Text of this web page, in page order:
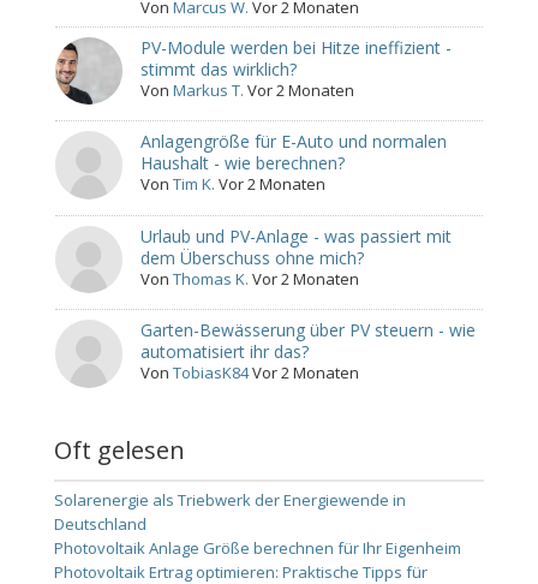
VonMarcus W. Vor 2 Monaten
PV-Module werden bei Hitze ineffizient -
stimmt das wirklich?
VonMarkus T. Vor 2 Monaten
Anlagengröße für E-Auto und normalen
Haushalt - wie berechnen?
VonTim K. Vor 2 Monaten
Urlaub und PV-Anlage - was passiert mit
dem Überschuss ohne mich?
VonThomas K. Vor 2 Monaten
Garten-Bewässerung über PV steuern - wie
automatisiert ihr das?
VonTobiasK84Vor 2 Monaten
Oft gelesen
Solarenergie als Triebwerk der Energiewende in
Deutschland
Photovoltaik Anlage Größe berechnen für Ihr Eigenheim
Photovoltaik Ertrag optimieren: Praktische Tipps für